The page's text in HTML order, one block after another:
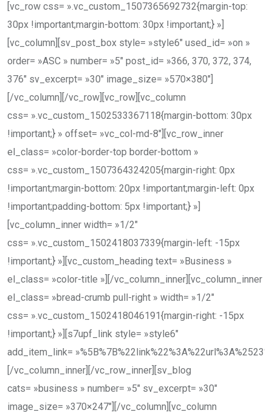
[vc_row css= ».vc_custom_1507365692732{margin-top:
30px !important;margin-bottom: 30px !important;} »]
[vc_column][sv_post_box style= »style6″ used_id= »on »
order= »ASC » number= »5″ post_id= »366, 370, 372, 374,
376″ sv_excerpt= »30″ image_size= »570×380″]
[/vc_column][/vc_row][vc_row][vc_column
css= ».vc_custom_1502533367118{margin-bottom: 30px
!important;} » offset= »vc_col-md-8″][vc_row_inner
el_class= »color-border-top border-bottom »
css= ».vc_custom_1507364324205{margin-right: 0px
!important;margin-bottom: 20px !important;margin-left: 0px
!important;padding-bottom: 5px !important;} »]
[vc_column_inner width= »1/2″
css= ».vc_custom_1502418037339{margin-left: -15px
!important;} »][vc_custom_heading text= »Business »
el_class= »color-title »][/vc_column_inner][vc_column_inner
el_class= »bread-crumb pull-right » width= »1/2″
css= ».vc_custom_1502418046191{margin-right: -15px
!important;} »][s7upf_link style= »style6″
add_item_link=
[/vc_column_inner][/vc_row_inner][sv_blog
cats= »business » number= »5″ sv_excerpt= »30″
image_size= »370×247″][/vc_column][vc_column